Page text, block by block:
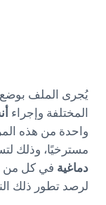
يُجرى الملف بوضع
المختلفة وإجراء
واحدة من هذه
مسترخيًا، وذلك
دماغية في كل من
لرصد تطور ذلك